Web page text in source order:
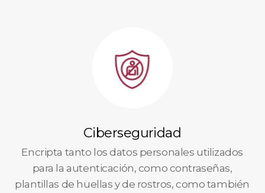
Ciberseguridad
Encripta tanto los datos personales utilizados
para la autenticación, como contraseñas,
plantillas de huellas y de rostros, como también